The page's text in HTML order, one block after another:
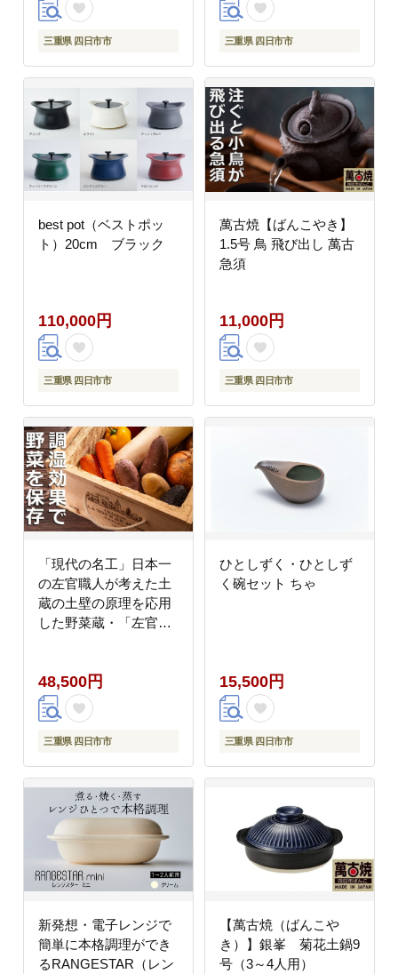
三重県 四日市市
お湯だけ 水 水だけ 賞
味期限 保存米 保存食
三重県 四日市市
best pot（ベストポッ
ト）20cm ブラック
110,000円
三重県 四日市市
萬古焼【ばんこやき】
1.5号 鳥 飛び出し 萬古
急須
11,000円
三重県 四日市市
「現代の名工」日本一
の左官職人が考えた土
蔵の土壁の原理を応用
した野菜蔵・「左官職
48,500円
三重県 四日市市
ひとしずく・ひとしず
く碗セット ちゃ
15,500円
三重県 四日市市
新発想・電子レンジで
簡単に本格調理ができ
るRANGESTAR（レン
【萬古焼（ばんこや
き）】銀峯 菊花土鍋9
号（3～4人用）